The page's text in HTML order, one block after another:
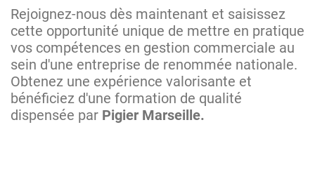
Rejoignez-nous dès maintenant et saisissez
cette opportunité unique de mettre en pratique
vos compétences en gestion commerciale au
sein d'une entreprise de renommée nationale.
Obtenez une expérience valorisante et
bénéficiez d'une formation de qualité
dispensée par Pigier Marseille.